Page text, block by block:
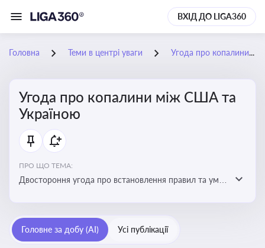
ВХІД ДО LIGA360
Головна Теми в центрі уваги Угода про копалини між США та Україною
Угода про копалини між США та
Україною
ПРО ЩО ТЕМА:
Двостороння угода про встановлення правил та умов
перспективи України
Головне за добу (AI) Усі публікації